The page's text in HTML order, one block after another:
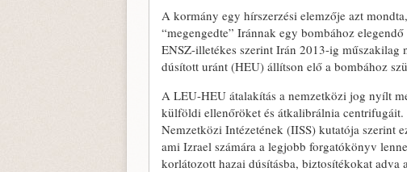
A kormány egy hírszerzési elemzője azt
“megengedte” Iránnak egy bombához
ENSZ-illetékes szerint Irán 2013-ig műszakilag
dúsított uránt (HEU) állítson elő a bombához
A LEU-HEU átalakítás a nemzetközi jog nyílt
külföldi ellenőröket és átkalibrálnia
Nemzetközi Intézetének (IISS) kutatója szerint
ami Izrael számára a legjobb forgatókönyv
korlátozott hazai dúsításba, biztosítékokat adva